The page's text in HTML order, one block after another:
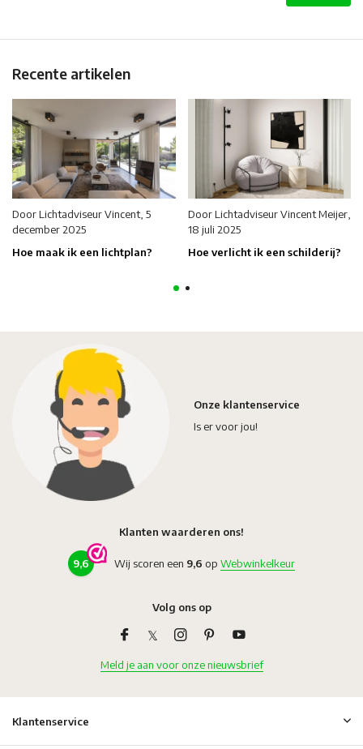
Recente artikelen
DoorLichtadviseur Vincent, 5
december 2025
Hoe maak ik een lichtplan?
DoorLichtadviseur Vincent Meijer,
18 juli 2025
Hoe verlicht ik een schilderij?
Onze klantenservice
Is er voor jou!
Klanten waarderen ons!
9,6 Wij scoren een 9,6 op Webwinkelkeur
Volg ons op
Meld je aan voor onze nieuwsbrief
Klantenservice